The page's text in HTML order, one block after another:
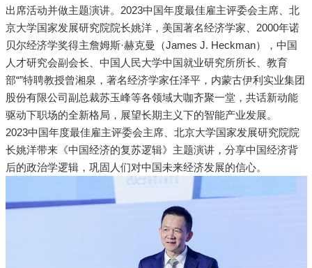
出席活动并做主题演讲。2023中国年度最佳雇主评委会主席、北
京大学国家发展研究院院长姚洋，美国著名经济学家、2000年诺
贝尔经济学奖得主詹姆斯·赫克曼（James J. Heckman），中国
人才研究会副会长、中国人民大学中国就业研究所所长、教育
部“”特聘教授曾湘泉，著名经济学家任泽平，内蒙古伊利实业集团
股份有限公司副总裁苏玉峰等各领域大咖齐聚一堂，共话新动能
驱动下职场的全新格局，展望长期主义下的智能产业发展。
2023中国年度最佳雇主评委会主席、北京大学国家发展研究院院
长姚洋带来《中国经济的复苏逻辑》主题演讲，分享中国经济背
后的政治学逻辑，巩固人们对中国未来经济发展的信心。